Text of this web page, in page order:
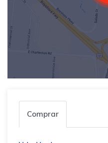
Comprar